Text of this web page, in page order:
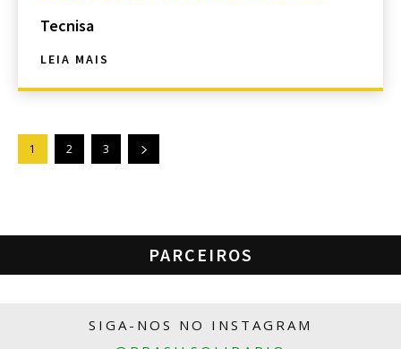
Tecnisa
LEIA MAIS
1 2 3
PARCEIROS
SIGA-NOS NO INSTAGRAM